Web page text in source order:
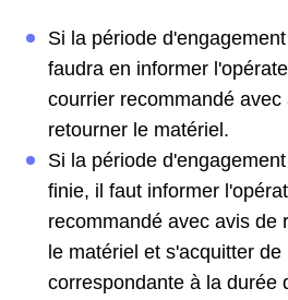
Si la période
faudra en informer
courrier recommandé
retourner le matériel.
Si la période
finie, il faut informer
recommandé avec avis de
le matériel et s'acquitter
correspondante à la durée